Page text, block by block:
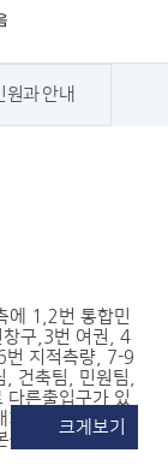
원과 안내
크게보기